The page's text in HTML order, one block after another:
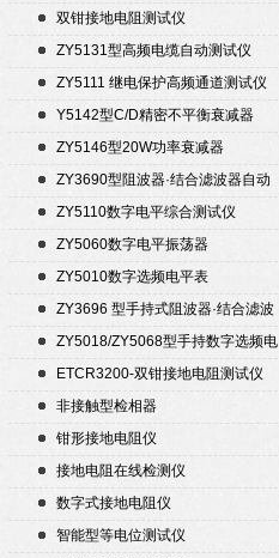
双钳接地电阻测试仪
ZY5131型高频电缆自动测试仪
ZY5111 继电保护高频通道测试仪
Y5142型C/D精密不平衡衰减器
（50Ω）
ZY5146型20W功率衰减器
ZY3690型阻波器·结合滤波器自动
测试仪
ZY5110数字电平综合测试仪
ZY5060数字电平振荡器
ZY5010数字选频电平表
ZY3696 型手持式阻波器·结合滤波
器自动测试仪
ZY5018/ZY5068型手持数字选频电
平表/电平振荡器
ETCR3200-双钳接地电阻测试仪
非接触型检相器
钳形接地电阻仪
接地电阻在线检测仪
数字式接地电阻仪
智能型等电位测试仪